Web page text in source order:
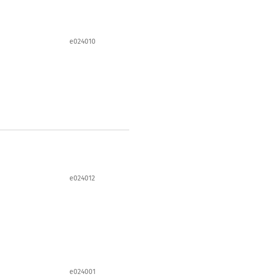
e024010
e024012
e024001